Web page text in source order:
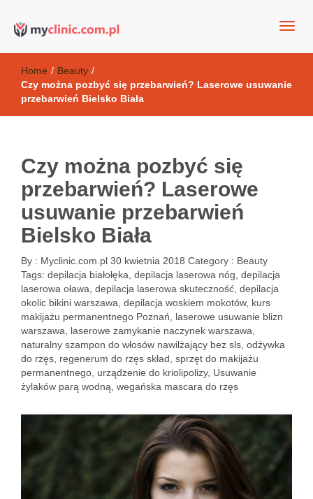
Kosmetyki antyoksydacyjne
Home / Beauty /
Czy można pozbyć się przebarwień? Laserowe usuwanie
przebarwień Bielsko Biała
Czy można pozbyć się
przebarwień? Laserowe
usuwanie przebarwień
Bielsko Biała
By : Myclinic.com.pl 30 kwietnia 2018 Category : Beauty
Tags: depilacja białołęka depilacja laserowa nóg depilacja
laserowa oława depilacja laserowa skuteczność depilacja
okolic bikini warszawa depilacja woskiem mokotów, kurs
makijażu permanentnego Poznań
laserowe usuwanie blizn
warszawa
laserowe zamykanie naczynek warszawa
naturalny szampon do włosów nawilżający bez sls odżywka
do rzęs regenerum do rzęs skład sprzęt do makijażu
permanentnego urządzenie do kriolipolizy, Usuwanie
żylaków parą wodną wegańska mascara do rzęs